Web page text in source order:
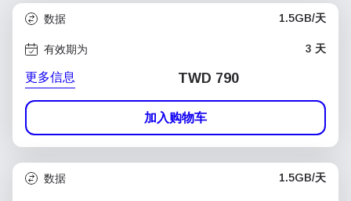
数据 1.5GB/天
有效期为 3 天
更多信息 TWD 790
加入购物车
数据 1.5GB/天